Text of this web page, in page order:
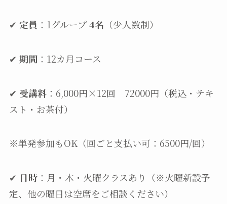
✔ 定員 ：1グループ4名 （少人数制）
✔ 期間：12カ月コース
✔ 受講料：6,000円×12回 72000円（税込・テキ
スト・お茶付）
※単発参加もOK（回ごと支払い可：6500円/回）
✔ 日時：月・木・火曜クラスあり（※火曜新設予
定、他の曜日は空席をご相談ください）